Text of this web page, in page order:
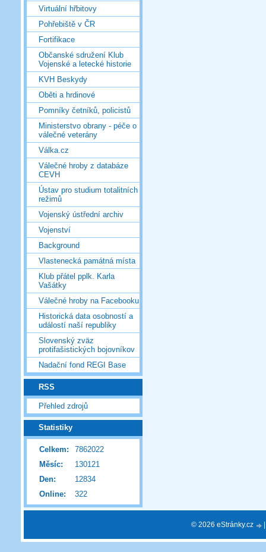
Virtuální hřbitovy
Pohřebiště v ČR
Fortifikace
Občanské sdružení Klub
Vojenské a letecké historie
KVH Beskydy
Oběti a hrdinové
Pomníky četníků, policistů
Ministerstvo obrany - péče o
válečné veterány
Válka.cz
Válečné hroby z databáze
CEVH
Ústav pro studium totalitních
režimů
Vojenský ústřední archiv
Vojenství
Background
Vlastenecká památná místa
Klub přátel pplk. Karla
Vašátky
Válečné hroby na Facebooku
Historická data osobností a
událostí naší republiky
Slovenský zväz
protifašistických bojovníkov
Nadační fond REGI Base
RSS
Přehled zdrojů
Statistiky
Online: 322
Celkem:
7862022
Měsíc:
130121
Den:
12834
© 2026 eStránky.cz